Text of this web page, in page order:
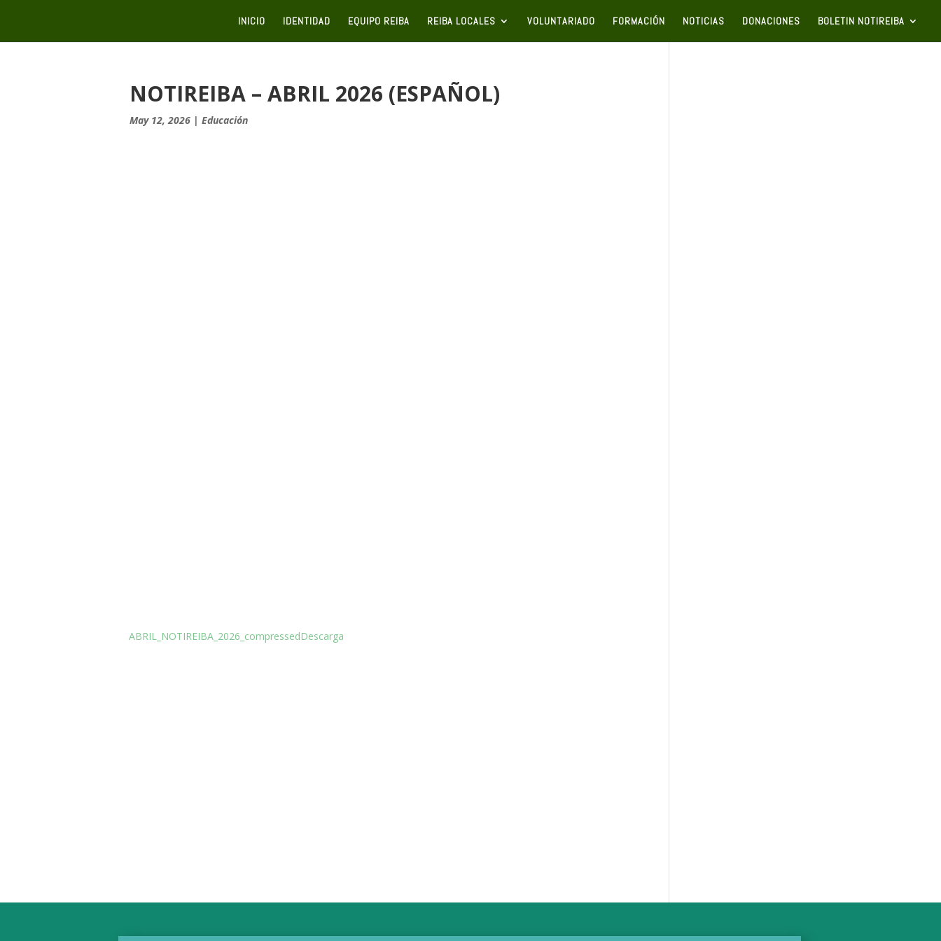
INICIO IDENTIDAD EQUIPO REIBA REIBA LOCALES VOLUNTARIADO FORMACIÓN NOTICIAS DONACIONES BOLETIN NOTIREIBA
NOTIREIBA – ABRIL 2026 (ESPAÑOL)
May 12, 2026| Educación
ABRIL_NOTIREIBA_2026_compressedDescarga